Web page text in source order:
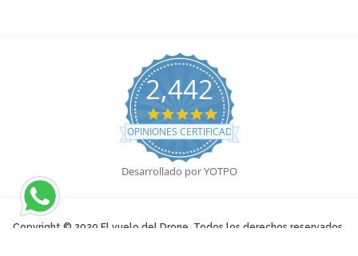
2,442
4.9 star rating
OPINIONES CERTIFICADAS
Desarrollado por YOTPO
Copyright © 2020 El vuelo del Drone. Todos los derechos reservados.